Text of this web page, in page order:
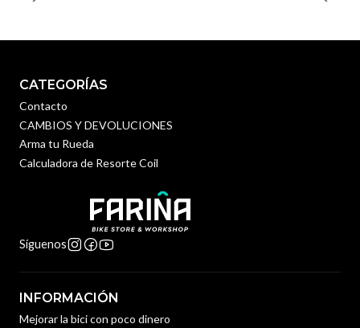
CATEGORÍAS
Contacto
CAMBIOS Y DEVOLUCIONES
Arma tu Rueda
Calculadora de Resorte Coil
Síguenos
INFORMACIÓN
Mejorar la bici con poco dinero